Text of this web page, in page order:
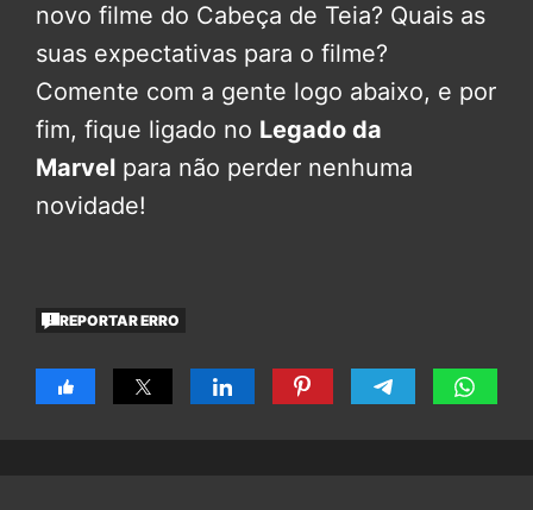
novo filme do Cabeça de Teia? Quais as
suas expectativas para o filme?
Comente com a gente logo abaixo, e por
fim, fique ligado no Legado da
Marvel para não perder nenhuma
novidade!
REPORTAR ERRO